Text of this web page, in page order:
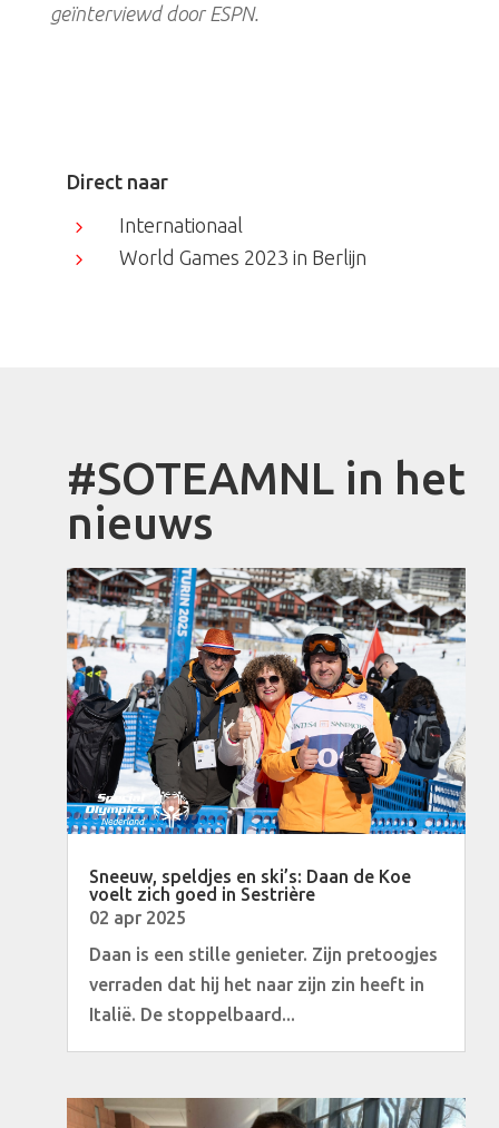
geïnterviewd door ESPN.
Direct naar
5
Internationaal
5
World Games 2023 in Berlijn
#SOTEAMNL in het
nieuws
Sneeuw, speldjes en ski’s: Daan de Koe
voelt zich goed in Sestrière
02 apr 2025
Daan is een stille genieter. Zijn pretoogjes
verraden dat hij het naar zijn zin heeft in
Italië. De stoppelbaard...